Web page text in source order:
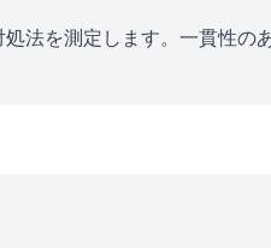
法を測定します。一貫性の